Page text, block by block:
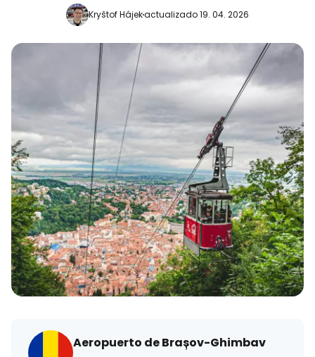
Kryštof Hájekactualizado 19. 04. 2026
Aeropuerto de Brașov-Ghimbav
Continuar con Email